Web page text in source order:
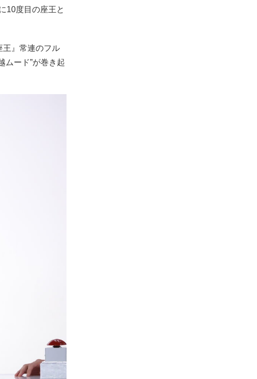
10度目の座王と
王』常連のフル
ムード”が巻き起